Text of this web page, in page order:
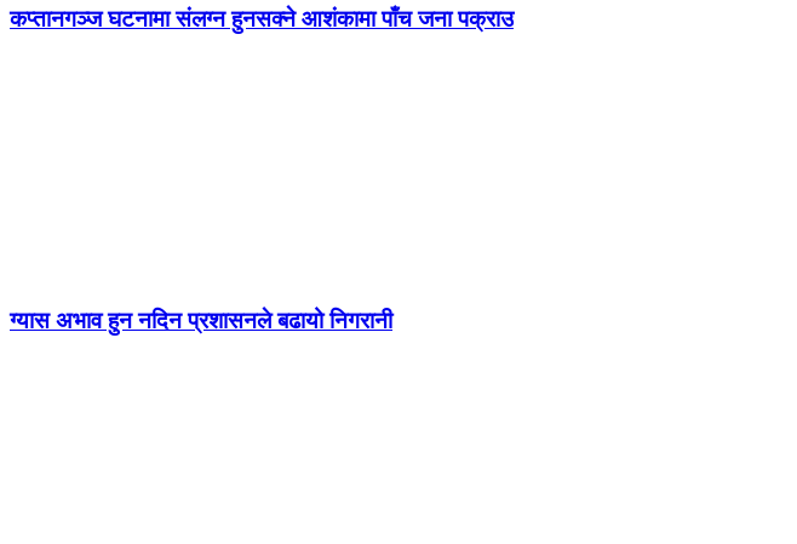
कप्तानगञ्ज घटनामा संलग्न हुनसक्ने आशंकामा पाँच जना पक्राउ
ग्यास अभाव हुन नदिन प्रशासनले बढायो निगरानी